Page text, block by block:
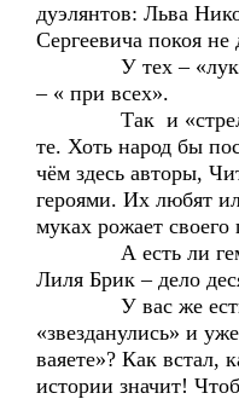
дуэлянтов: Льва
Сергеевича покоя не
У тех –
– « при всех».
Так и
те. Хоть народ бы
чём здесь авторы,
героями. Их любят
муках рожает своего
А есть ли
Лиля Брик – дело
У вас же есть
«звезданулись» и
ваяете»? Как встал,
истории значит!